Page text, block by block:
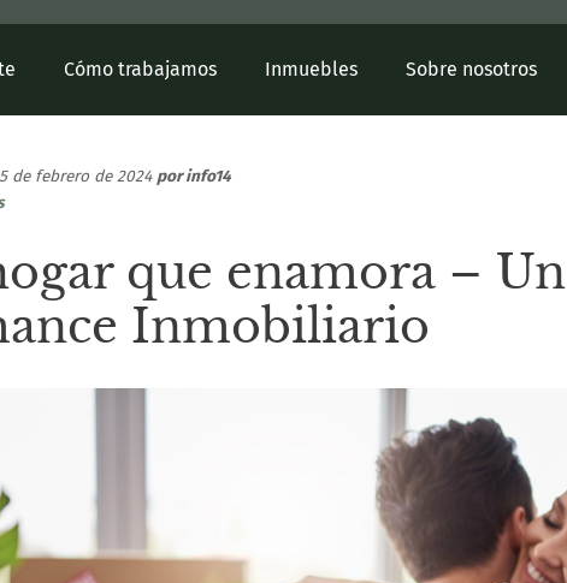
Cómo trabajamos Inmuebles Sobre nosotros
de febrero de 2024 porinfo14
que enamora – Un
Inmobiliario